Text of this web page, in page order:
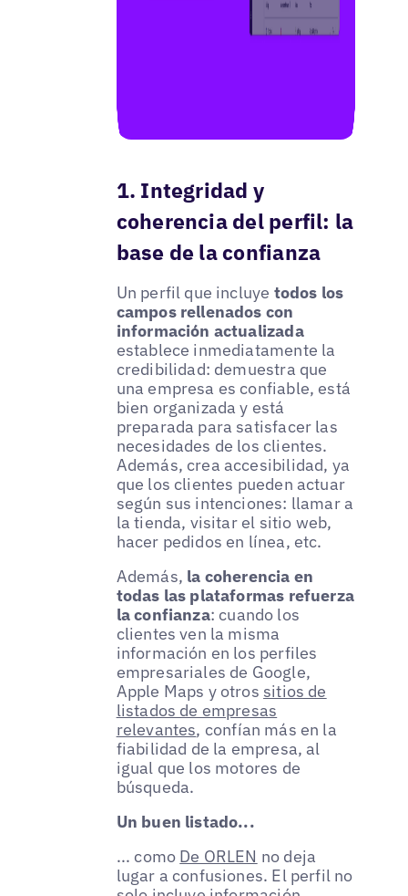
1. Integridad y
coherencia del perfil: la
base de la confianza
Un perfil que incluye todos los
campos rellenados con
información actualizada
establece inmediatamente la
credibilidad: demuestra que
una empresa es confiable, está
bien organizada y está
preparada para satisfacer las
necesidades de los clientes.
Además, crea accesibilidad, ya
que los clientes pueden actuar
según sus intenciones: llamar a
la tienda, visitar el sitio web,
hacer pedidos en línea, etc.
Además, la coherencia en
todas las plataformas refuerza
la confianza: cuando los
clientes ven la misma
información en los perfiles
empresariales de Google,
Apple Maps y otros sitios de
listados de empresas
relevantes, confían más en la
fiabilidad de la empresa, al
igual que los motores de
búsqueda.
Un buen listado...
... como De ORLEN no deja
lugar a confusiones. El perfil no